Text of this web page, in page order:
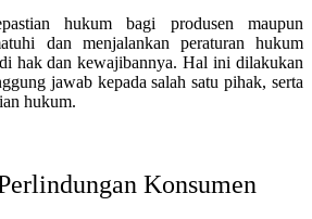
hukum bagi produsen maupun
dan menjalankan peraturan hukum
hak dan kewajibannya. Hal ini dilakukan
jawab kepada salah satu pihak, serta
hukum.
Konsumen